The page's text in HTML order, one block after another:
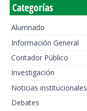
Categorías
Alumnado
Información General
Contador Público
Investigación
Noticias institucionales
Debates